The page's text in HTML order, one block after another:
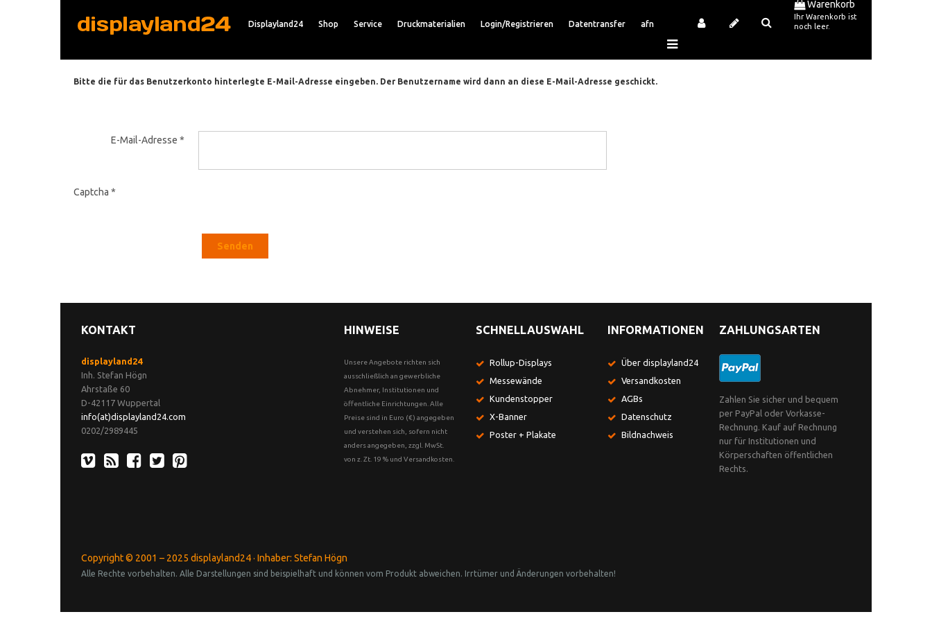
Warenkorb
Ihr Warenkorb ist
noch leer.
Displayland24 Shop Service Druckmaterialien Login/Registrieren Datentransfer afn
Bitte die für das Benutzerkonto hinterlegte E-Mail-Adresse eingeben. Der Benutzername wird dann an diese E-Mail-Adresse geschickt.
E-Mail-Adresse *
Captcha *
Senden
KONTAKT
displayland24
Inh. Stefan Högn
Ahrstaße 60
D-42117 Wuppertal
info(at)displayland24.com
0202/2989445
HINWEISE
Unsere Angebote richten sich
ausschließlich an gewerbliche
Abnehmer, Institutionen und
öffentliche Einrichtungen. Alle
Preise sind in Euro (€) angegeben
und verstehen sich, sofern nicht
anders angegeben, zzgl. MwSt.
von z. Zt. 19 % und Versandkosten.
SCHNELLAUSWAHL
Rollup-Displays
Messewände
Kundenstopper
X-Banner
Poster + Plakate
INFORMATIONEN
Über displayland24
Versandkosten
AGBs
Datenschutz
Bildnachweis
ZAHLUNGSARTEN
Zahlen Sie sicher und bequem
per PayPal oder Vorkasse-
Rechnung. Kauf auf Rechnung
nur für Institutionen und
Körperschaften öffentlichen
Rechts.
Copyright © 2001 – 2025 displayland24 · Inhaber: Stefan Högn
Alle Rechte vorbehalten. Alle Darstellungen sind beispielhaft und können vom Produkt abweichen. Irrtümer und Änderungen vorbehalten!